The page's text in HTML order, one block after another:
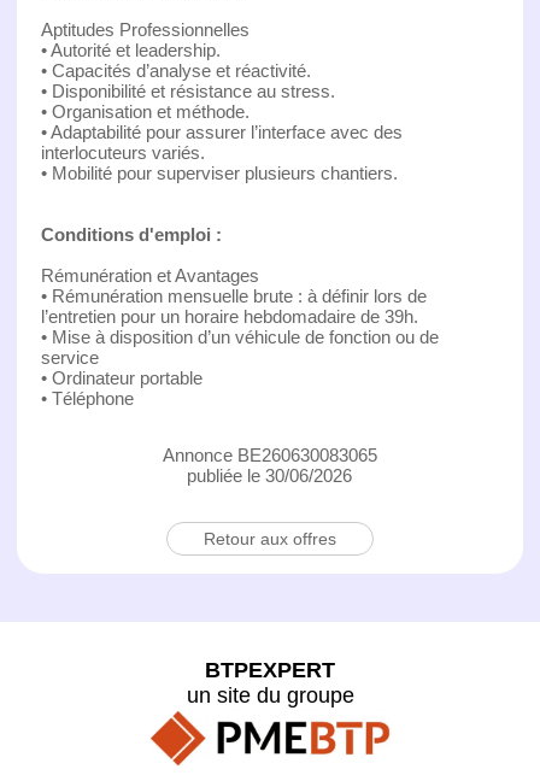
Aptitudes Professionnelles
• Autorité et leadership.
• Capacités d’analyse et réactivité.
• Disponibilité et résistance au stress.
• Organisation et méthode.
• Adaptabilité pour assurer l’interface avec des
interlocuteurs variés.
• Mobilité pour superviser plusieurs chantiers.
Conditions d'emploi :
Rémunération et Avantages
• Rémunération mensuelle brute : à définir lors de
l’entretien pour un horaire hebdomadaire de 39h.
• Mise à disposition d’un véhicule de fonction ou de
service
• Ordinateur portable
• Téléphone
Annonce BE260630083065
publiée le 30/06/2026
Retour aux offres
BTPEXPERT
un site du groupe